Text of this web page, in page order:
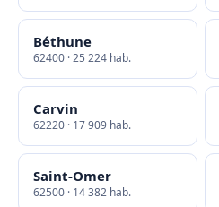
Béthune
62400 · 25 224 hab.
Carvin
62220 · 17 909 hab.
Saint-Omer
62500 · 14 382 hab.